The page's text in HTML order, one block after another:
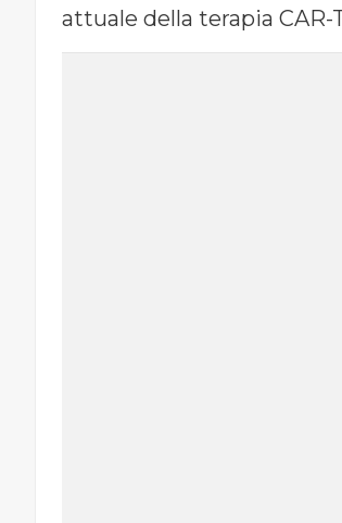
attuale della terapia CAR-